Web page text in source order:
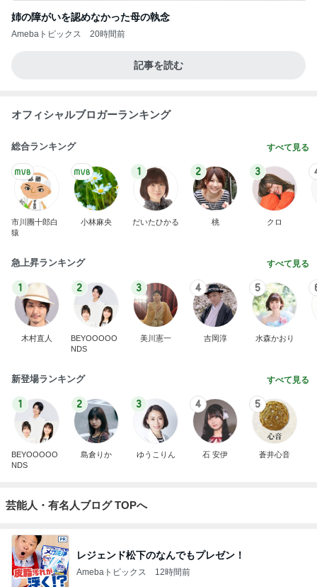
姉の障がいを認めなかった母の執念
Amebaトピックス 20時間前
記事を読む
オフィシャルブロガーランキング
総合ランキング すべて見る
市川團十郎白
猿
小林麻央
1
だいたひかる
2
桃
3
クロ
急上昇ランキング すべて見る
1
木村直人
2
BEYOOOOO
NDS
3
美川憲一
4
吉岡淳
5
水森かおり
新登場ランキング すべて見る
1
BEYOOOOO
NDS
2
島倉りか
3
ゆうこりん
4
石 安伊
5
蒼井心音
芸能人・有名人ブログ TOPへ
レジェンド松下のなんでもプレゼン！
Amebaトピックス 12時間前